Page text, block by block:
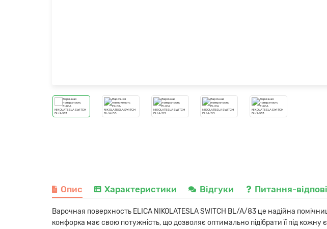
Опис Характеристики Відгуки Питання-
Варочная поверхность ELICA NIKOLATESLA SWITCH BL/A/83 це надійна
конфорка має свою потужність, що дозволяє оптимально підібрати її під